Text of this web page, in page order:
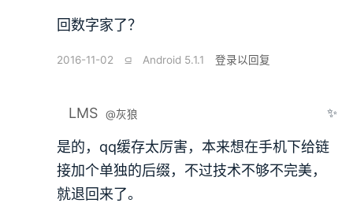
回数字家了？
2016-11-02 ⫑ Android 5.1.1 登录以回复
LMS @灰狼 ✨
是的，qq缓存太厉害，本来想在手机下给链
接加个单独的后缀，不过技术不够不完美，
就退回来了。